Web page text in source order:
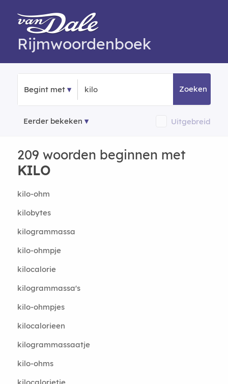
Rijmwoordenboek
Begint met Zoeken
Eerder bekeken Uitgebreid
209 woorden beginnen met
KILO
kilo-ohm
kilobytes
kilogrammassa
kilo-ohmpje
kilocalorie
kilogrammassa's
kilo-ohmpjes
kilocalorieen
kilogrammassaatje
kilo-ohms